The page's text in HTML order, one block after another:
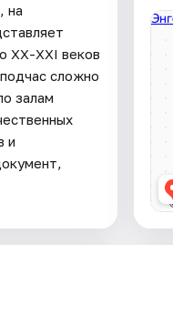
на
ХХ-XXI веков
сложно
залам
и